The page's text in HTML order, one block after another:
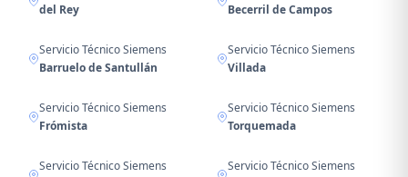
del Rey
Becerril de Campos
Servicio Técnico Siemens
Barruelo de Santullán
Servicio Técnico Siemens
Villada
Servicio Técnico Siemens
Frómista
Servicio Técnico Siemens
Torquemada
Servicio Técnico Siemens
Servicio Técnico Siemens